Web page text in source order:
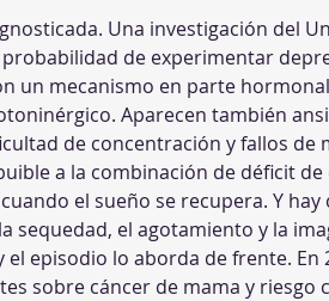
Una investigación del
probabilidad de experimentar
un mecanismo en parte
Aparecen también
de concentración y fallos de
a la combinación de déficit de
el sueño se recupera. Y hay
sequedad, el agotamiento y la
episodio lo aborda de frente. En
sobre cáncer de mama y riesgo